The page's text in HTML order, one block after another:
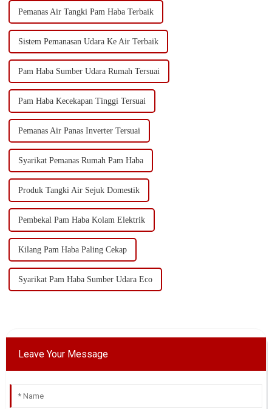
Pemanas Air Tangki Pam Haba Terbaik
Sistem Pemanasan Udara Ke Air Terbaik
Pam Haba Sumber Udara Rumah Tersuai
Pam Haba Kecekapan Tinggi Tersuai
Pemanas Air Panas Inverter Tersuai
Syarikat Pemanas Rumah Pam Haba
Produk Tangki Air Sejuk Domestik
Pembekal Pam Haba Kolam Elektrik
Kilang Pam Haba Paling Cekap
Syarikat Pam Haba Sumber Udara Eco
Leave Your Message